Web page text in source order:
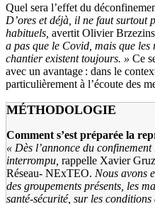
Quel sera l’effet du
D’ores et déjà, il ne faut surtout
habituels, avertit Olivier
a pas que le Covid, mais que
chantier existent toujours. » Ce
avec un avantage : dans le
particulièrement à l’écoute des
MÉTHODOLOGIE
Comment s’est préparée la
« Dès l’annonce du
interrompu, rappelle Xavier
Réseau- NExTEO. Nous avons
des groupements présents, les
santé-sécurité, sur les